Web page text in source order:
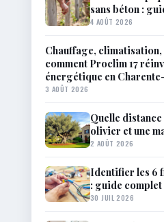
sans béton :
4 AOÛT 2026
Chauffage,
comment Proclim 17
énergétique en
3 AOÛT 2026
Quelle
olivier et une
2 AOÛT 2026
Identifier les 6
: guide complet
30 JUIL 2026